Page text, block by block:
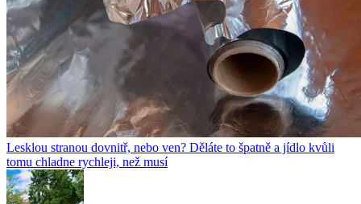
Lesklou stranou dovnitř, nebo ven? Děláte to špatně a jídlo kvůli
tomu chladne rychleji, než musí